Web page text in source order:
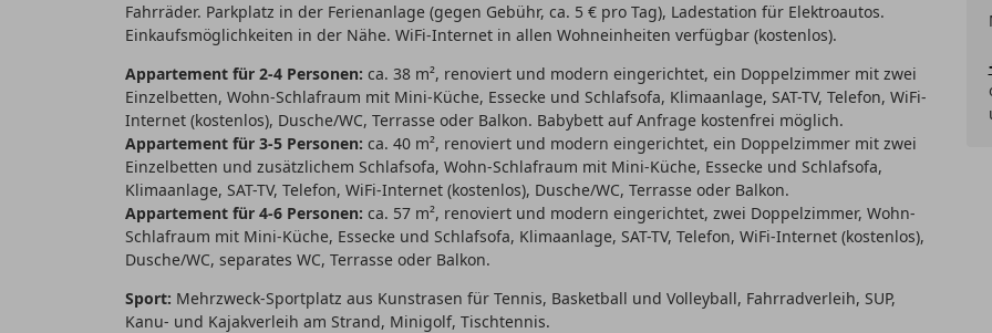
Fahrräder. Parkplatz in der Ferienanlage (gegen Gebühr, ca. 5 € pro Tag), Ladestation für Elektroautos.
Einkaufsmöglichkeiten in der Nähe. WiFi-Internet in allen Wohneinheiten verfügbar (kostenlos).
Appartement für 2-4 Personen: ca. 38 m², renoviert und modern eingerichtet, ein Doppelzimmer mit zwei
Einzelbetten, Wohn-Schlafraum mit Mini-Küche, Essecke und Schlafsofa, Klimaanlage, SAT-TV, Telefon, WiFi-
Internet (kostenlos), Dusche/WC, Terrasse oder Balkon. Babybett auf Anfrage kostenfrei möglich.
Appartement für 3-5 Personen: ca. 40 m², renoviert und modern eingerichtet, ein Doppelzimmer mit zwei
Einzelbetten und zusätzlichem Schlafsofa, Wohn-Schlafraum mit Mini-Küche, Essecke und Schlafsofa,
Klimaanlage, SAT-TV, Telefon, WiFi-Internet (kostenlos), Dusche/WC, Terrasse oder Balkon.
Appartement für 4-6 Personen: ca. 57 m², renoviert und modern eingerichtet, zwei Doppelzimmer, Wohn-
Schlafraum mit Mini-Küche, Essecke und Schlafsofa, Klimaanlage, SAT-TV, Telefon, WiFi-Internet (kostenlos),
Dusche/WC, separates WC, Terrasse oder Balkon.
Sport: Mehrzweck-Sportplatz aus Kunstrasen für Tennis, Basketball und Volleyball, Fahrradverleih, SUP,
Kanu- und Kajakverleih am Strand, Minigolf, Tischtennis.